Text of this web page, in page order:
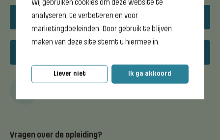
Wij gebruiken cookies om deze website te
analyseren, te verbeteren en voor
marketingdoeleinden. Door gebruik te blijven
maken van deze site stemt u hiermee in.
Liever niet Ik ga akkoord
Open dagen
Vragen over de opleiding?